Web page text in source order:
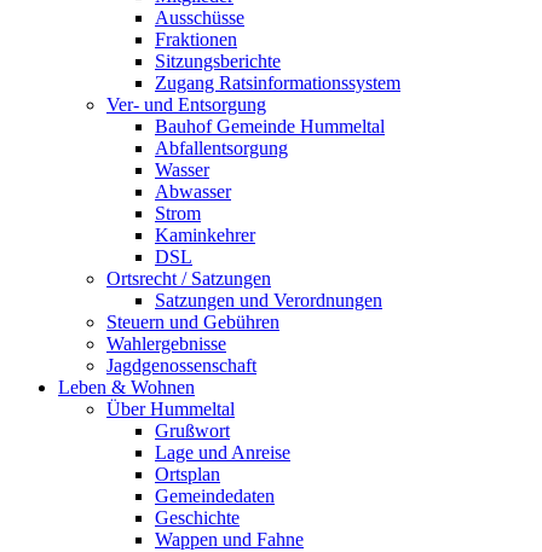
Ausschüsse
Fraktionen
Sitzungsberichte
Zugang Ratsinformationssystem
Ver- und Entsorgung
Bauhof Gemeinde Hummeltal
Abfallentsorgung
Wasser
Abwasser
Strom
Kaminkehrer
DSL
Ortsrecht / Satzungen
Satzungen und Verordnungen
Steuern und Gebühren
Wahlergebnisse
Jagdgenossenschaft
Leben & Wohnen
Über Hummeltal
Grußwort
Lage und Anreise
Ortsplan
Gemeindedaten
Geschichte
Wappen und Fahne